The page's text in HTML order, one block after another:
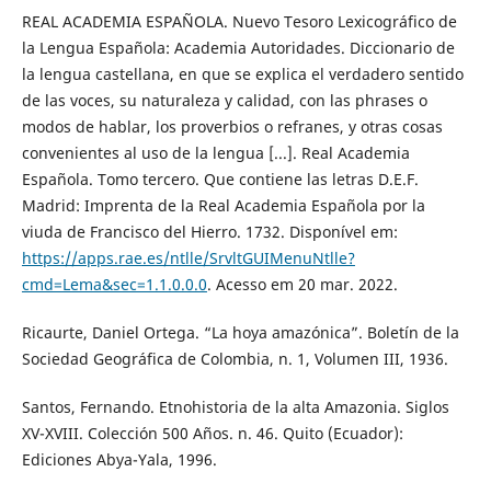
REAL ACADEMIA ESPAÑOLA. Nuevo Tesoro Lexicográfico de
la Lengua Española: Academia Autoridades. Diccionario de
la lengua castellana, en que se explica el verdadero sentido
de las voces, su naturaleza y calidad, con las phrases o
modos de hablar, los proverbios o refranes, y otras cosas
convenientes al uso de la lengua [...]. Real Academia
Española. Tomo tercero. Que contiene las letras D.E.F.
Madrid: Imprenta de la Real Academia Española por la
viuda de Francisco del Hierro. 1732. Disponível em:
https://apps.rae.es/ntlle/SrvltGUIMenuNtlle?
cmd=Lema&sec=1.1.0.0.0. Acesso em 20 mar. 2022.
Ricaurte, Daniel Ortega. “La hoya amazónica”. Boletín de la
Sociedad Geográfica de Colombia, n. 1, Volumen III, 1936.
Santos, Fernando. Etnohistoria de la alta Amazonia. Siglos
XV-XVIII. Colección 500 Años. n. 46. Quito (Ecuador):
Ediciones Abya-Yala, 1996.